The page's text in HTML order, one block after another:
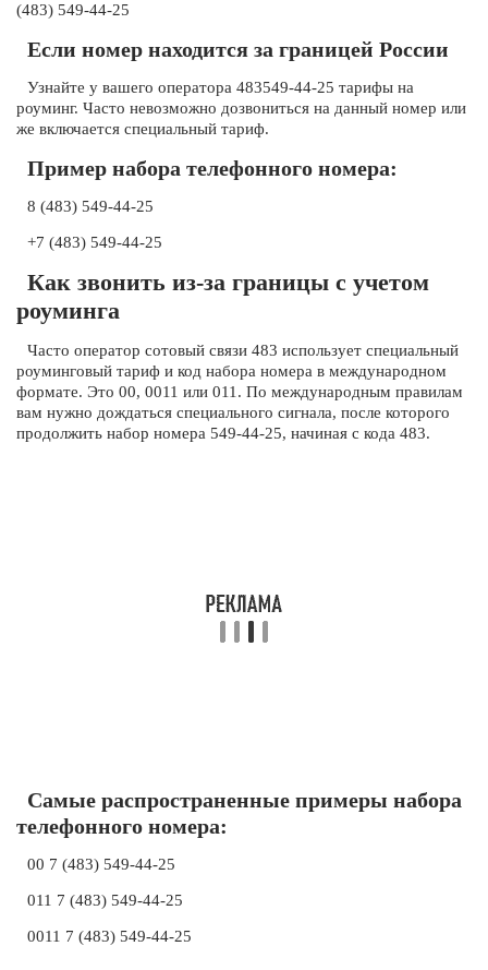
(483) 549-44-25
Если номер находится за границей России
Узнайте у вашего оператора 483549-44-25 тарифы на
роуминг. Часто невозможно дозвониться на данный номер или
же включается специальный тариф.
Пример набора телефонного номера:
8 (483) 549-44-25
+7 (483) 549-44-25
Как звонить из-за границы с учетом
роуминга
Часто оператор сотовый связи 483 использует специальный
роуминговый тариф и код набора номера в международном
формате. Это 00, 0011 или 011. По международным правилам
вам нужно дождаться специального сигнала, после которого
продолжить набор номера 549-44-25, начиная с кода 483.
Самые распространенные примеры набора
телефонного номера:
00 7 (483) 549-44-25
011 7 (483) 549-44-25
0011 7 (483) 549-44-25